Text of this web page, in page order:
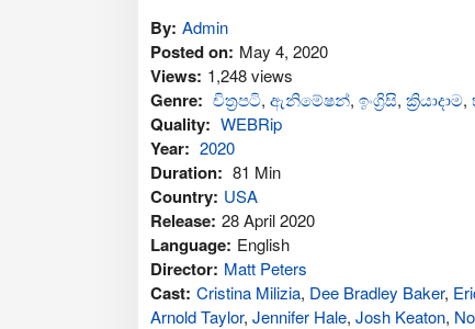
By: Admin
Posted on: May 4, 2020
Views: 1,248 views
Genre: චිත්‍රපටි, ඇනිමේෂන්, ඉංග්‍රිසි, ක්‍රියාදාම,
Quality: WEBRip
Year: 2020
Duration: 81 Min
Country: USA
Release: 28 April 2020
Language: English
Director: Matt Peters
Cast: Cristina Milizia, Dee Bradley Baker,
Arnold Taylor, Jennifer Hale, Josh Keaton,